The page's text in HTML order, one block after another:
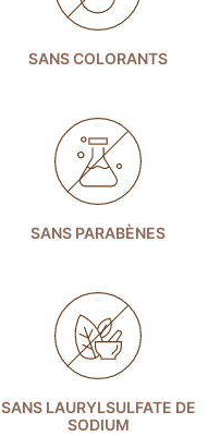
SANS COLORANTS
SANS PARABÈNES
SANS LAURYLSULFATE DE
SODIUM